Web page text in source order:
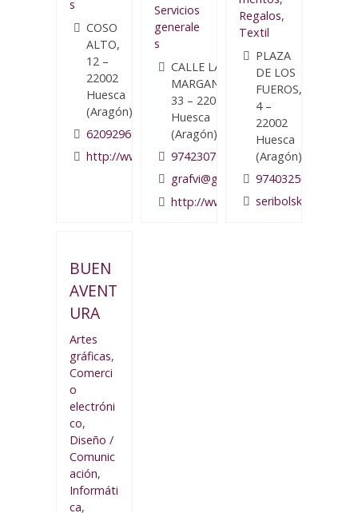
s
COSO
ALTO,
12 –
22002
Huesca
(Aragón)
620929692
http://www.editorialpirineo.com/
Servicios
generale
s
CALLE LA
MARGANTINA,
33 – 22006
Huesca
(Aragón)
974230707
grafvi@grafvi.com
http://www.grafvi.com/
Regalos,
Textil
PLAZA
DE LOS
FUEROS,
4 –
22002
Huesca
(Aragón)
974032502
BUEN
AVENT
URA
Artes
gráficas,
Comerci
o
electróni
co,
Diseño /
Comunic
ación,
Informáti
ca,